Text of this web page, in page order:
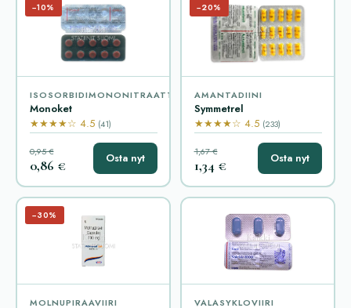
−10%
ISOSORBIDIMONONITRAATTI
Monoket
★★★★☆ 4.5 (41)
0,95 €
0,86 € Osta nyt
−20%
AMANTADIINI
Symmetrel
★★★★☆ 4.5 (233)
1,67 €
1,34 € Osta nyt
−30%
MOLNUPIRAAVIIRI VALASYKLOVIIRI